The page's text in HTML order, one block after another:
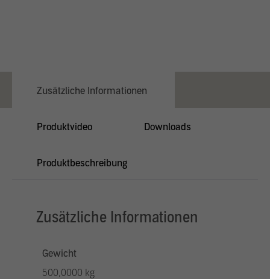
Zusätzliche Informationen
Produktvideo Downloads
Produktbeschreibung
Zusätzliche Informationen
Gewicht
500,0000 kg